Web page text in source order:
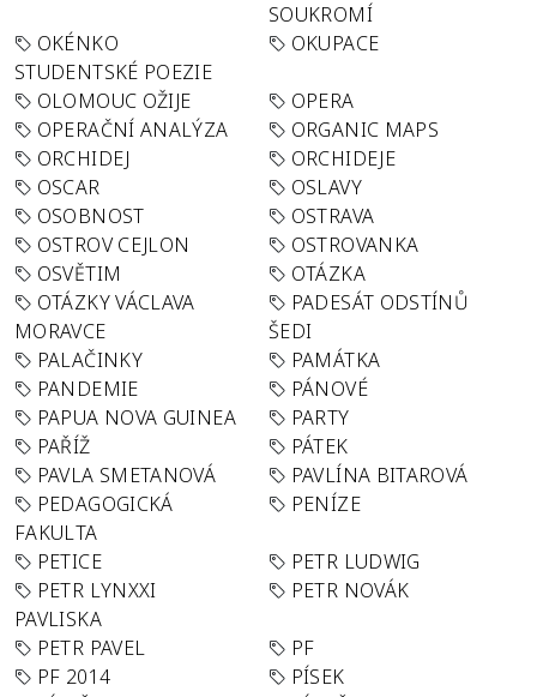
SOUKROMÍ
OKÉNKO
STUDENTSKÉ POEZIE
OKUPACE
OLOMOUC OŽIJE
OPERA
OPERAČNÍ ANALÝZA
ORGANIC MAPS
ORCHIDEJ
ORCHIDEJE
OSCAR
OSLAVY
OSOBNOST
OSTRAVA
OSTROV CEJLON
OSTROVANKA
OSVĚTIM
OTÁZKA
OTÁZKY VÁCLAVA
MORAVCE
PADESÁT ODSTÍNŮ
ŠEDI
PALAČINKY
PAMÁTKA
PANDEMIE
PÁNOVÉ
PAPUA NOVA GUINEA
PARTY
PAŘÍŽ
PÁTEK
PAVLA SMETANOVÁ
PAVLÍNA BITAROVÁ
PEDAGOGICKÁ
FAKULTA
PENÍZE
PETICE
PETR LUDWIG
PETR LYNXXI
PAVLISKA
PETR NOVÁK
PETR PAVEL
PF
PF 2014
PÍSEK